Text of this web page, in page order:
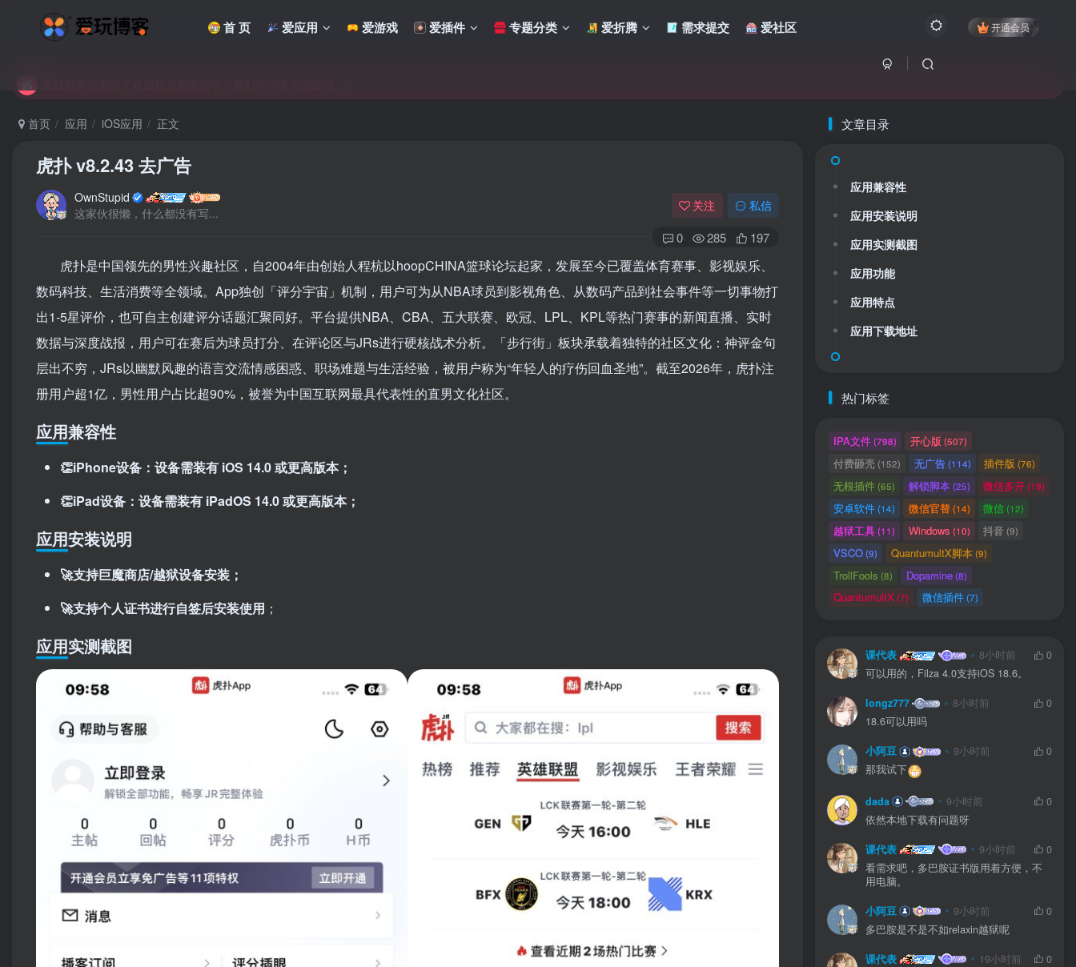
首 页 爱应用 爱游戏 爱插件 专题分类 爱折腾 需求提交 爱社区 开通会员
未找到所需资源？欢迎提交您的需求，我们将尽快为您处理。
苹果手机用户没有巨魔商店的点击此处获取保姆级安装教程
首页
应用 iOS应用 正文
虎扑 v8.2.43 去广告
OwnStupid
这家伙很懒，什么都没有写...
关注 私信
0 285 197
虎扑是中国领先的男性兴趣社区，自2004年由创始人程杭以hoopCHINA篮球论坛起家，发展至今已覆盖体育赛事、影视娱乐、
数码科技、生活消费等全领域。App独创「评分宇宙」机制，用户可为从NBA球员到影视角色、从数码产品到社会事件等一切事物打
出1-5星评价，也可自主创建评分话题汇聚同好。平台提供NBA、CBA、五大联赛、欧冠、LPL、KPL等热门赛事的新闻直播、实时
数据与深度战报，用户可在赛后为球员打分、在评论区与JRs进行硬核战术分析。「步行街」板块承载着独特的社区文化：神评金句
层出不穷，JRs以幽默风趣的语言交流情感困惑、职场难题与生活经验，被用户称为“年轻人的疗伤回血圣地”。截至2026年，虎扑注
册用户超1亿，男性用户占比超90%，被誉为中国互联网最具代表性的直男文化社区。
应用兼容性
👏iPhone设备：设备需装有 iOS 14.0 或更高版本；
👏iPad设备：设备需装有 iPadOS 14.0 或更高版本；
应用安装说明
🚀支持巨魔商店/越狱设备安装；
🚀支持个人证书进行自签后安装使用 ；
应用实测截图
文章目录
应用兼容性
应用安装说明
应用实测截图
应用功能
应用特点
应用下载地址
热门标签
IPA文件(798) 开心版 (507)
付费砸壳 (152) 无广告(114) 插件版 (76)
无根插件 (65) 解锁脚本(25) 微信多开(19)
安卓软件(14) 微信官替(14) 微信(12)
越狱工具(11) Windows (10) 抖音(9)
VSCO(9) QuantumultX脚本(9)
TrollFools (8) Dopamine(8)
QuantumultX(7) 微信插件(7)
课代表 8小时前
0
可以用的，Filza 4.0支持iOS 18.6。
longz777 8小时前
0
18.6可以用吗
小阿豆 9小时前
0
那我试下
dada 9小时前
0
依然本地下载有问题呀
课代表 9小时前
0
看需求吧，多巴胺证书版用着方便，不
用电脑。
小阿豆 9小时前
0
多巴胺是不是不如relaxin越狱呢
课代表 19小时前
0
扫码登录
使用其它方式登录或注册